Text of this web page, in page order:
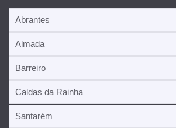
Abrantes
Almada
Barreiro
Caldas da Rainha
Santarém